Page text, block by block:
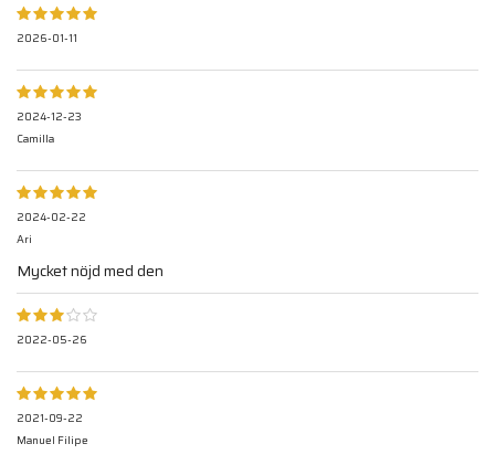
2026-01-11
2024-12-23
Camilla
2024-02-22
Ari
Mycket nöjd med den
2022-05-26
2021-09-22
Manuel Filipe